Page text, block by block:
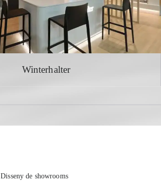
Winterhalter
Disseny de showrooms